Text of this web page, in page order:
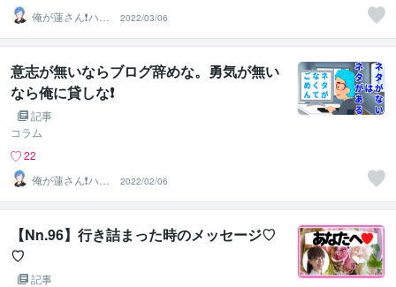
俺が蓮さん❗️ハス
じゃありません
w
2022/03/06
意志が無いならブログ辞めな。勇気が無い
なら俺に貸しな❗️
記事
コラム
22
俺が蓮さん❗️ハス
じゃありません
w
2022/02/06
【Nn.96】行き詰まった時のメッセージ♡
♡
記事